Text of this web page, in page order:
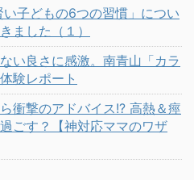
子どもの6つの習慣」につい
ました（１）
い良さに感激。南青山「カラ
験レポート
衝撃のアドバイス!? 高熱＆痙
ごす？【神対応ママのワザ